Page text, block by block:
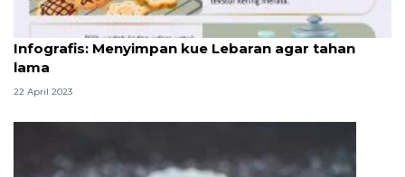
Infografik
Infografis: Menyimpan kue Lebaran agar tahan
lama
22 April 2023